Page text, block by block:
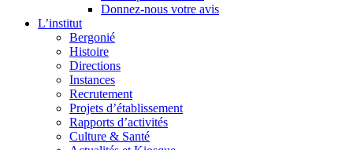
Donnez-nous votre avis
L’institut
Bergonié
Histoire
Directions
Instances
Recrutement
Projets d’établissement
Rapports d’activités
Culture & Santé